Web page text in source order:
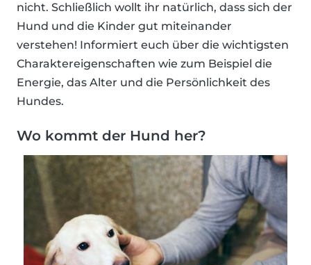
nicht. Schließlich wollt ihr natürlich, dass sich der
Hund und die Kinder gut miteinander
verstehen! Informiert euch über die wichtigsten
Charaktereigenschaften wie zum Beispiel die
Energie, das Alter und die Persönlichkeit des
Hundes.
Wo kommt der Hund her?